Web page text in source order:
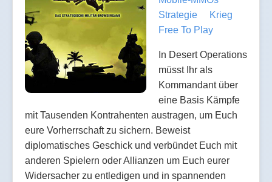
Strategie
Krieg
Free To Play
In Desert Operations
müsst Ihr als
Kommandant über
eine Basis Kämpfe
mit Tausenden Kontrahenten austragen, um Euch
eure Vorherrschaft zu sichern. Beweist
diplomatisches Geschick und verbündet Euch mit
anderen Spielern oder Allianzen um Euch eurer
Widersacher zu entledigen und in spannenden